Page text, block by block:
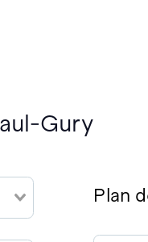
Gury
Plan